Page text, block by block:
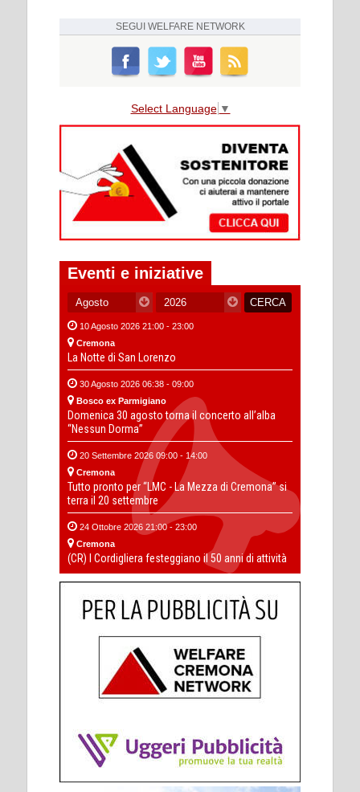
SEGUI WELFARE NETWORK
Select Language ▼
Eventi e iniziative
10 Agosto 2026 21:00 - 23:00
Cremona
La Notte di San Lorenzo
30 Agosto 2026 06:38 - 09:00
Bosco ex Parmigiano
Domenica 30 agosto torna il concerto all’alba
“Nessun Dorma”
20 Settembre 2026 09:00 - 14:00
Cremona
Tutto pronto per “LMC - La Mezza di Cremona” si
terra il 20 settembre
24 Ottobre 2026 21:00 - 23:00
Cremona
(CR) I Cordigliera festeggiano il 50 anni di attività